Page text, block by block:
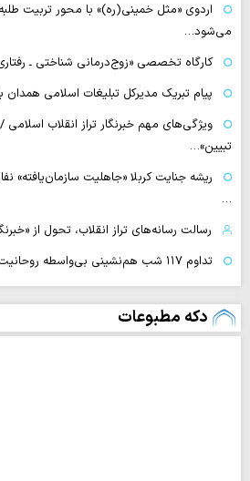
اردوی «مثل خمینی(ره)» با محور تربیت
می‌شود…
کارگاه تخصصی «زوج‌درمانی شناختی ـ
پیام تبریک مدیرکل تبلیغات اسلامی همدان
ویژگی‌های مهم خبرنگار تراز انقلاب
تبیین»…
ریشه جنایت کربلا «جاهلیت سازمان‌یافته»
…
رسالت رسانه‌های تراز انقلاب، تحول از
تداوم ۱۱۷ شب هم‌نشینی بی‌واسطه روحانیت با مردم در گرگان+ عکس
دکه مطبوعات